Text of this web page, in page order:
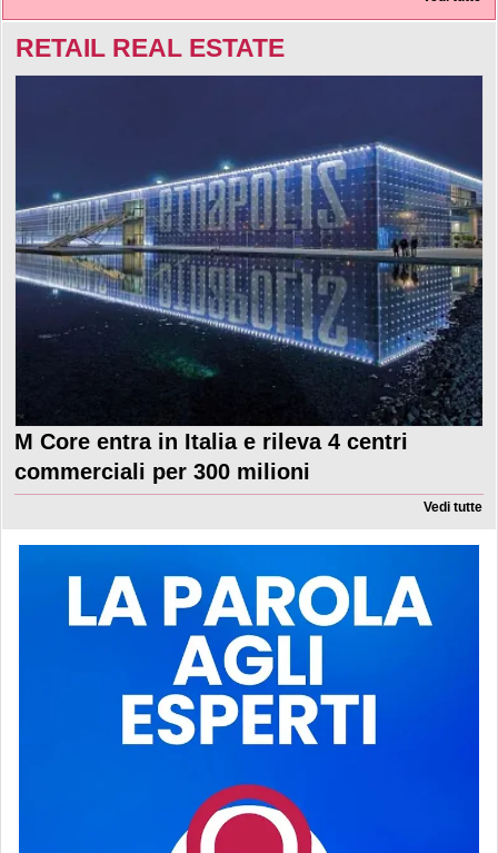
RETAIL REAL ESTATE
M Core entra in Italia e rileva 4 centri
commerciali per 300 milioni
Vedi tutte